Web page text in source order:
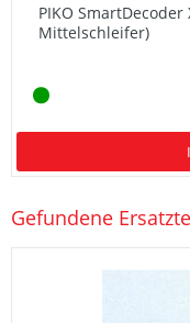
PIKO
Mittelschleifer)
Gefundene